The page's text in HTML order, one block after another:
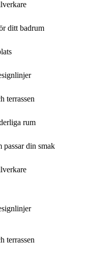
ditt badrum
terrassen
rum
passar din smak
terrassen